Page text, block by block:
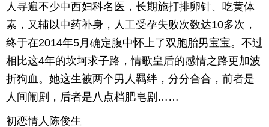
康
生
活
时
尚
体
儿
旅
人寻遍不少中西妇科名医，长期施打排卵针、吃黄体
素，又辅以中药补身，人工受孕失败次数达10多次，
终于在2014年5月确定腹中怀上了双胞胎男宝宝。不过
相比这4年的坎坷求子路，情歌皇后的感情之路更加波
折狗血。她这生被两个男人羁绊，分分合合，前者是
人间闹剧，后者是八点档肥皂剧……
初恋情人陈俊生